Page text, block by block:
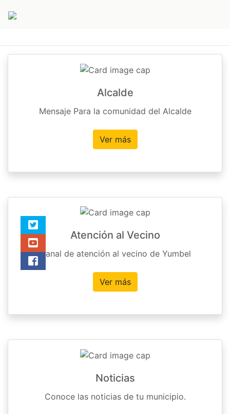
Alcalde
Mensaje Para la comunidad del Alcalde
Ver más
Atención al Vecino
Canal de atención al vecino de Yumbel
Ver más
Noticias
Conoce las noticias de tu municipio.